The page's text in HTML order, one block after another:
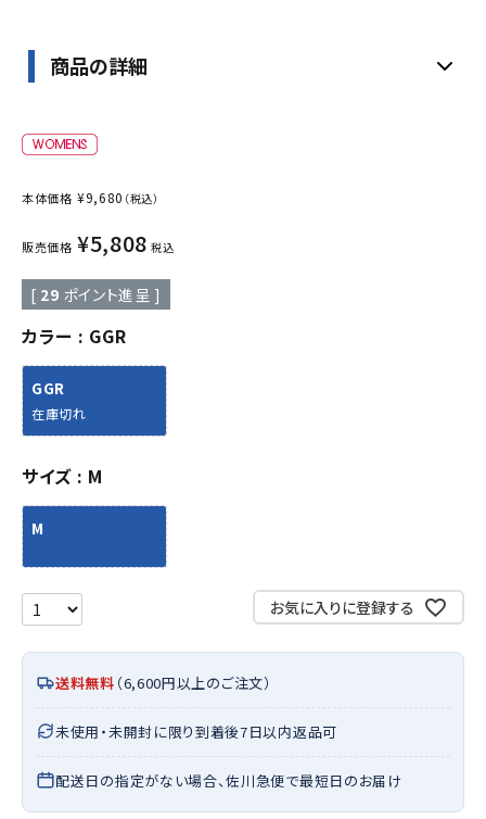
商品の詳細
本体価格 ¥9,680 （税込）
販売価格 ¥5,808 税込
[ 29 ポイント進呈 ]
カラー GGR
GGR
在庫切れ
サイズ M
M
お気に入りに登録する
送料無料 （6,600円以上のご注文）
未使用・未開封に限り到着後7日以内返品可
配送日の指定がない場合、佐川急便で最短日のお届け